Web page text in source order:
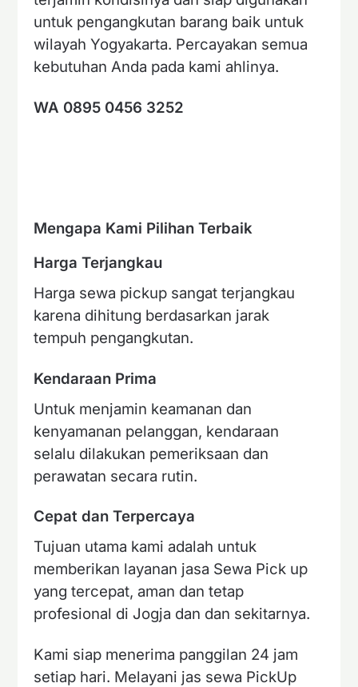
untuk pengangkutan barang baik untuk
wilayah Yogyakarta. Percayakan semua
kebutuhan Anda pada kami ahlinya.
WA 0895 0456 3252
Mengapa Kami Pilihan Terbaik
Harga Terjangkau
Harga sewa pickup sangat terjangkau
karena dihitung berdasarkan jarak
tempuh pengangkutan.
Kendaraan Prima
Untuk menjamin keamanan dan
kenyamanan pelanggan, kendaraan
selalu dilakukan pemeriksaan dan
perawatan secara rutin.
Cepat dan Terpercaya
Tujuan utama kami adalah untuk
memberikan layanan jasa Sewa Pick up
yang tercepat, aman dan tetap
profesional di Jogja dan dan sekitarnya.
Kami siap menerima panggilan 24 jam
setiap hari. Melayani jas sewa PickUp